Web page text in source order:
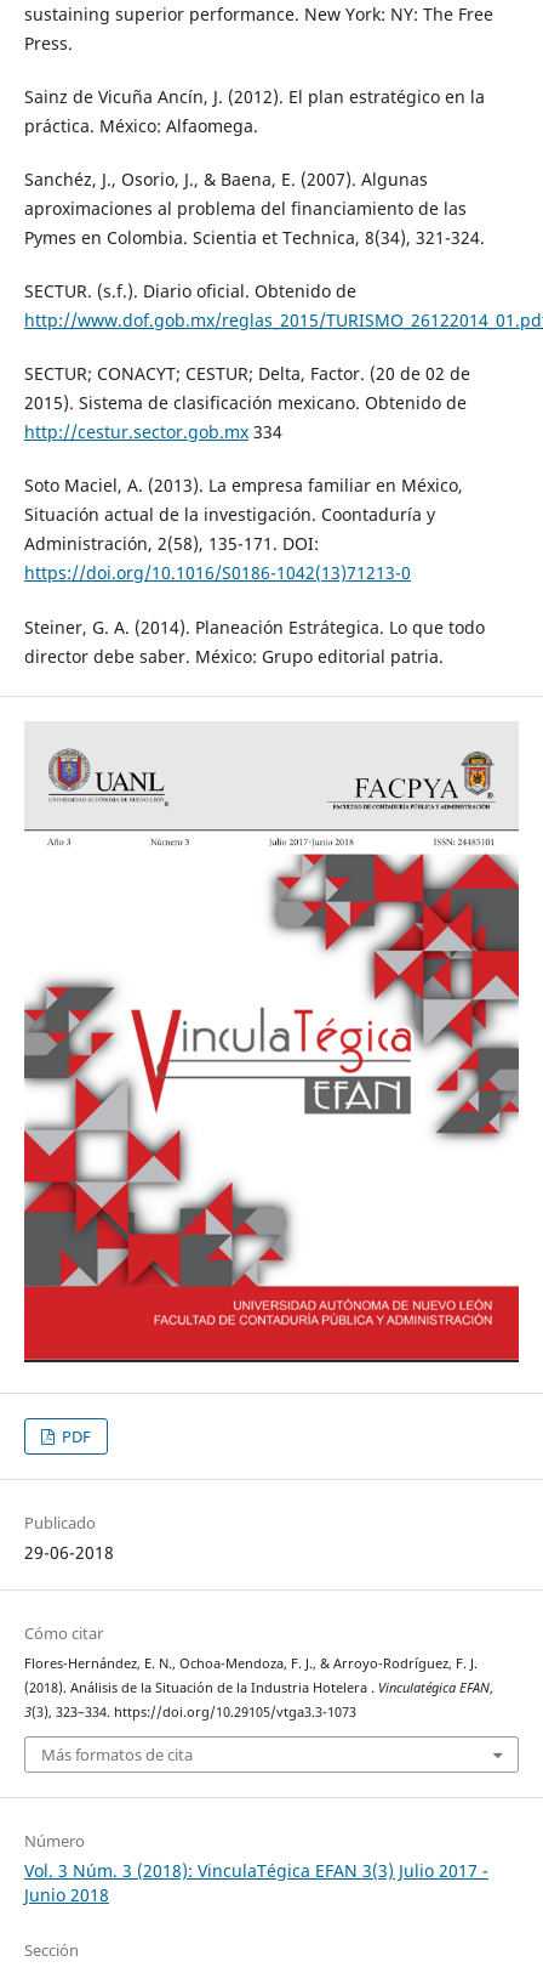
sustaining superior performance. New York: NY: The Free
Press.
Sainz de Vicuña Ancín, J. (2012). El plan estratégico en la
práctica. México: Alfaomega.
Sanchéz, J., Osorio, J., & Baena, E. (2007). Algunas
aproximaciones al problema del financiamiento de las
Pymes en Colombia. Scientia et Technica, 8(34), 321-324.
SECTUR. (s.f.). Diario oficial. Obtenido de
http://www.dof.gob.mx/reglas_2015/
SECTUR; CONACYT; CESTUR; Delta, Factor. (20 de 02 de
2015). Sistema de clasificación mexicano. Obtenido de
http://cestur.sector.gob.mx334
Soto Maciel, A. (2013). La empresa familiar en México,
Situación actual de la investigación. Coontaduría y
Administración, 2(58), 135-171. DOI:
https://doi.org/10.1016/S0186-1042(13)71213-0
Steiner, G. A. (2014). Planeación Estrátegica. Lo que todo
director debe saber. México: Grupo editorial patria.
PDF
Publicado
29-06-2018
Cómo citar
Flores-Hernández, E. N., Ochoa-Mendoza, F. J., & Arroyo-Rodríguez, F. J.
(2018). Análisis de la Situación de la Industria Hotelera . Vinculatégica EFAN,
3(3), 323–334. https://doi.org/10.29105/vtga3.3-1073
Más formatos de cita
Número
Vol. 3 Núm. 3 (2018): VinculaTégica EFAN 3(3) Julio 2017 -
Junio 2018
Sección